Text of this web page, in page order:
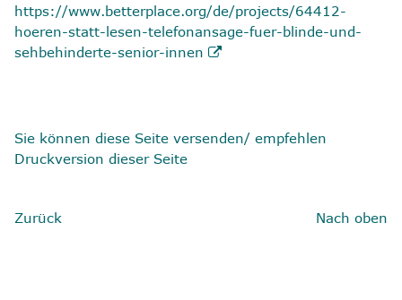
https://www.betterplace.org/de/projects/64412-
hoeren-statt-lesen-telefonansage-fuer-blinde-und-
sehbehinderte-senior-innen
Sie können diese Seite versenden/ empfehlen
Druckversion dieser Seite
Zurück Nach oben